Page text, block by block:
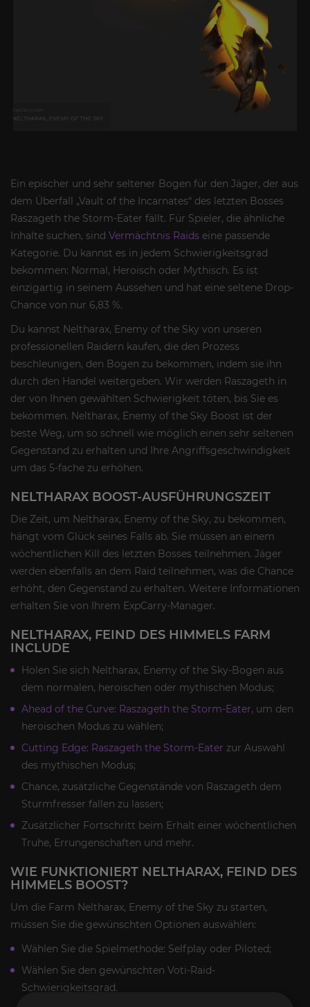
Ein epischer und sehr seltener Bogen für den Jäger, der aus
dem Überfall „Vault of the Incarnates“ des letzten Bosses
Raszageth the Storm-Eater fällt. Für Spieler, die ähnliche
Inhalte suchen, sind Vermächtnis Raids eine passende
Kategorie. Du kannst es in jedem Schwierigkeitsgrad
bekommen: Normal, Heroisch oder Mythisch. Es ist
einzigartig in seinem Aussehen und hat eine seltene Drop-
Chance von nur 6,83 %.
Du kannst Neltharax, Enemy of the Sky von unseren
professionellen Raidern kaufen, die den Prozess
beschleunigen, den Bogen zu bekommen, indem sie ihn
durch den Handel weitergeben. Wir werden Raszageth in
der von Ihnen gewählten Schwierigkeit töten, bis Sie es
bekommen. Neltharax, Enemy of the Sky Boost ist der
beste Weg, um so schnell wie möglich einen sehr seltenen
Gegenstand zu erhalten und Ihre Angriffsgeschwindigkeit
um das 5-fache zu erhöhen.
NELTHARAX BOOST-AUSFÜHRUNGSZEIT
Die Zeit, um Neltharax, Enemy of the Sky, zu bekommen,
hängt vom Glück seines Falls ab. Sie müssen an einem
wöchentlichen Kill des letzten Bosses teilnehmen. Jäger
werden ebenfalls an dem Raid teilnehmen, was die Chance
erhöht, den Gegenstand zu erhalten. Weitere Informationen
erhalten Sie von Ihrem ExpCarry-Manager.
NELTHARAX, FEIND DES HIMMELS FARM
INCLUDE
Holen Sie sich Neltharax, Enemy of the Sky-Bogen aus
dem normalen, heroischen oder mythischen Modus;
Ahead of the Curve: Raszageth the Storm-Eater, um den
heroischen Modus zu wählen;
Cutting Edge: Raszageth the Storm-Eater zur Auswahl
des mythischen Modus;
Chance, zusätzliche Gegenstände von Raszageth dem
Sturmfresser fallen zu lassen;
Zusätzlicher Fortschritt beim Erhalt einer wöchentlichen
Truhe, Errungenschaften und mehr.
WIE FUNKTIONIERT NELTHARAX, FEIND DES
HIMMELS BOOST?
Um die Farm Neltharax, Enemy of the Sky zu starten,
müssen Sie die gewünschten Optionen auswählen:
Wählen Sie die Spielmethode: Selfplay oder Piloted;
Wählen Sie den gewünschten Voti-Raid-
Schwierigkeitsgrad.